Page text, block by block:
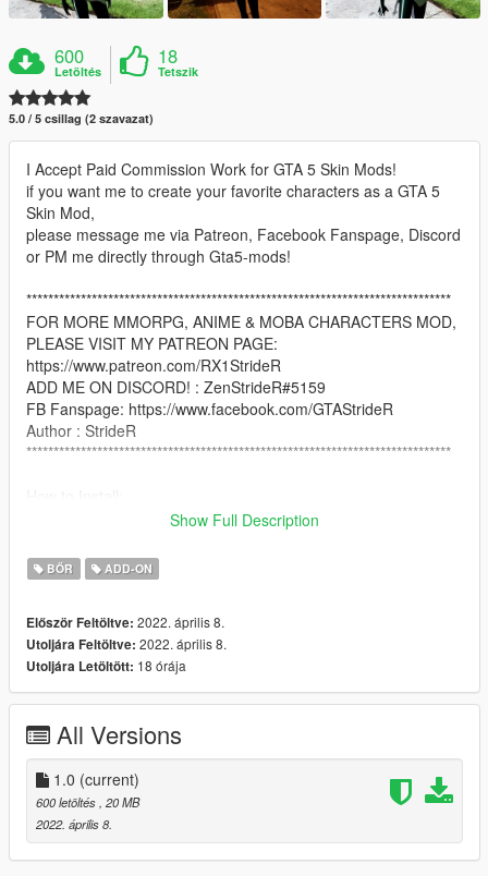
600
Letöltés
18
Tetszik
5.0 / 5 csillag (2 szavazat)
I Accept Paid Commission Work for GTA 5 Skin Mods!
if you want me to create your favorite characters as a GTA 5
Skin Mod,
please message me via Patreon, Facebook Fanspage, Discord
or PM me directly through Gta5-mods!
******************************************************************************
FOR MORE MMORPG, ANIME & MOBA CHARACTERS MOD,
PLEASE VISIT MY PATREON PAGE:
https://www.patreon.com/RX1StrideR
ADD ME ON DISCORD! : ZenStrideR#5159
FB Fanspage: https://www.facebook.com/GTAStrideR
Author : StrideR
******************************************************************************
use addonpeds script: https://www.gta5-
NOTICE: PLEASE DO NOT RE-UPLOAD THIS MOD TO ANY
******************************************************************************
Show Full Description
BŐR ADD-ON
Először Feltöltve: 2022. április 8.
Utoljára Feltöltve: 2022. április 8.
Utoljára Letöltött: 18 órája
All Versions
1.0 (current)
600 letöltés , 20 MB
2022. április 8.